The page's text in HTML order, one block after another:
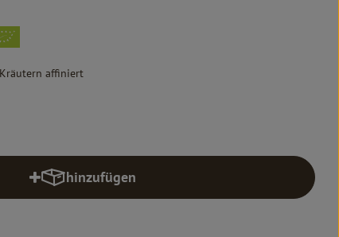
affiniert
hinzufügen
Produkt zum Warenkorb hinzufügen